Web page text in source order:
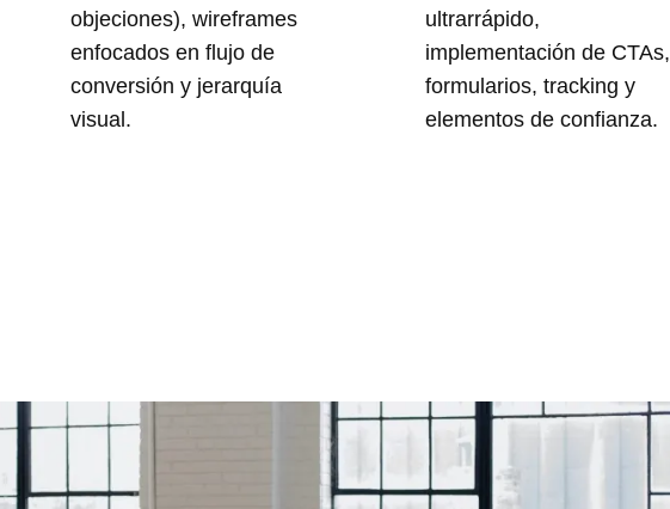
objeciones), wireframes
enfocados en flujo de
conversión y jerarquía
visual.
ultrarrápido,
implementación de CTAs,
formularios, tracking y
elementos de confianza.